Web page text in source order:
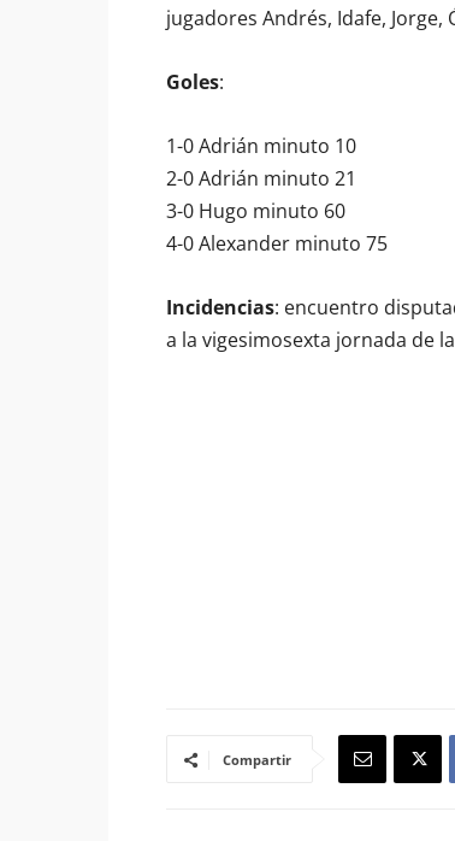
jugadores Andrés, Idafe, Jorge,
Goles:
1-0 Adrián minuto 10
2-0 Adrián minuto 21
3-0 Hugo minuto 60
4-0 Alexander minuto 75
Incidencias: encuentro
a la vigesimosexta jornada de
Compartir